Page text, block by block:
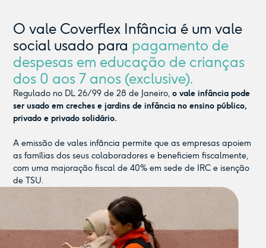
O vale Coverflex Infância é um vale
social usado para pagamento de
despesas em educação de crianças
dos 0 aos 7 anos (exclusive).
Regulado no DL 26/99 de 28 de Janeiro,o vale infância pode
ser usado em creches e jardins de infância no ensino público,
privado e privado solidário.
A emissão de vales infância permite que as empresas apoiem
as famílias dos seus colaboradores e beneficiem fiscalmente,
com uma majoração fiscal de 40% em sede de IRC e isenção
de TSU.